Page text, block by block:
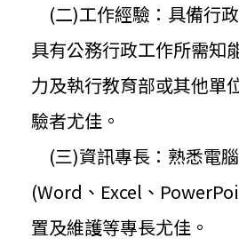
(二)工作經驗：具備行
具有公務行政工作所需知
力及執行教育部或其他單
驗者尤佳。
(三)資訊專長：熟悉電
(Word、Excel、
置及維護等專長尤佳。